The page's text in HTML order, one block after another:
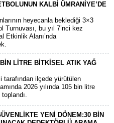
KALBİ ÜMRANİYE’DE
heyecanla beklediği 3×3
Turnuvası, bu yıl 7’nci kez
Etkinlik Alanı’nda
LİTRE BİTKİSEL ATIK YAĞ
tarafından ilçede yürütülen
2026 yılında 105 bin litre
YENİ DÖNEM:30 BİN